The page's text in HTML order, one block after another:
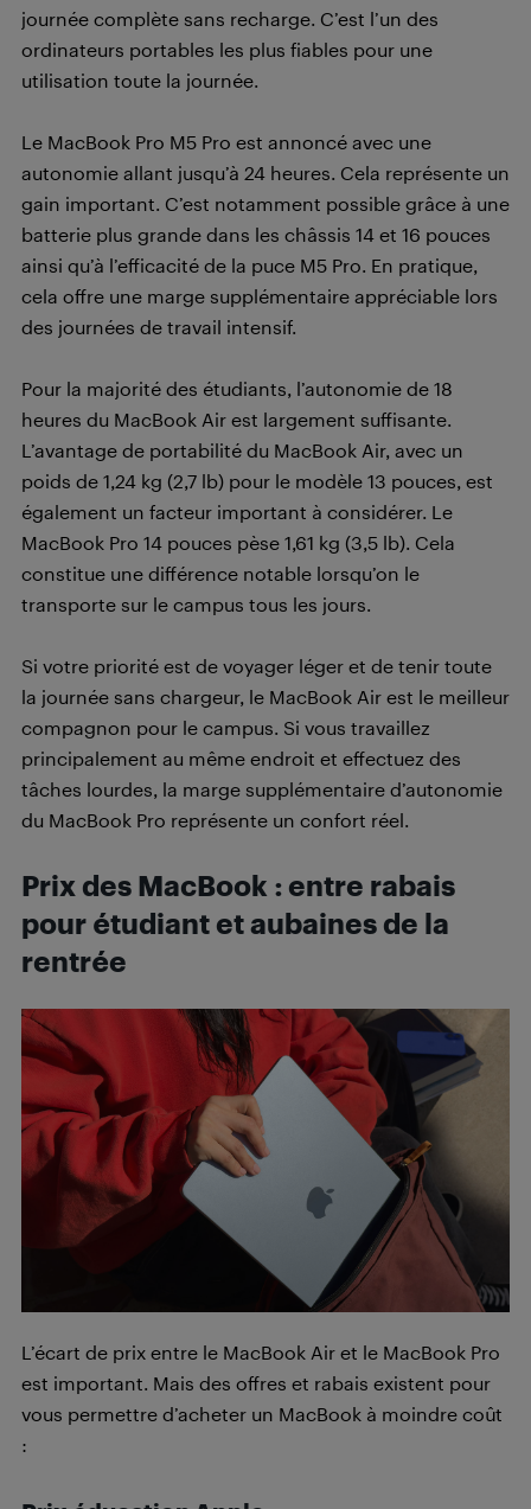
journée complète sans recharge. C’est l’un des
ordinateurs portables les plus fiables pour une
utilisation toute la journée.
Le MacBook Pro M5 Pro est annoncé avec une
autonomie allant jusqu’à 24 heures. Cela représente un
gain important. C’est notamment possible grâce à une
batterie plus grande dans les châssis 14 et 16 pouces
ainsi qu’à l’efficacité de la puce M5 Pro. En pratique,
cela offre une marge supplémentaire appréciable lors
des journées de travail intensif.
Pour la majorité des étudiants, l’autonomie de 18
heures du MacBook Air est largement suffisante.
L’avantage de portabilité du MacBook Air, avec un
poids de 1,24 kg (2,7 lb) pour le modèle 13 pouces, est
également un facteur important à considérer. Le
MacBook Pro 14 pouces pèse 1,61 kg (3,5 lb). Cela
constitue une différence notable lorsqu’on le
transporte sur le campus tous les jours.
Si votre priorité est de voyager léger et de tenir toute
la journée sans chargeur, le MacBook Air est le meilleur
compagnon pour le campus. Si vous travaillez
principalement au même endroit et effectuez des
tâches lourdes, la marge supplémentaire d’autonomie
du MacBook Pro représente un confort réel.
Prix des MacBook : entre rabais
pour étudiant et aubaines de la
rentrée
L’écart de prix entre le MacBook Air et le MacBook Pro
est important. Mais des offres et rabais existent pour
vous permettre d’acheter un MacBook à moindre coût
: